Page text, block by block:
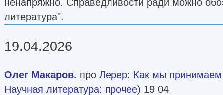
ненапряжно. Справедливости ради можно
литература".
19.04.2026
Олег Макаров. про Лерер: Как мы
Научная литература: прочее) 19 04